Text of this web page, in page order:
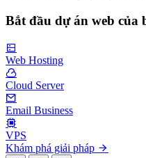
Bắt đầu dự án web
Web Hosting
Cloud Server
Email Business
VPS
Khám phá giải pháp